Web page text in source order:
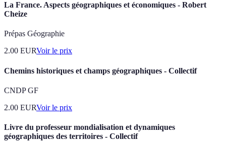
La France. Aspects géographiques et économiques - Robert
Cheize
Prépas Géographie
2.00 EURVoir le prix
Chemins historiques et champs géographiques - Collectif
CNDP GF
2.00 EURVoir le prix
Livre du professeur mondialisation et dynamiques
géographiques des territoires - Collectif